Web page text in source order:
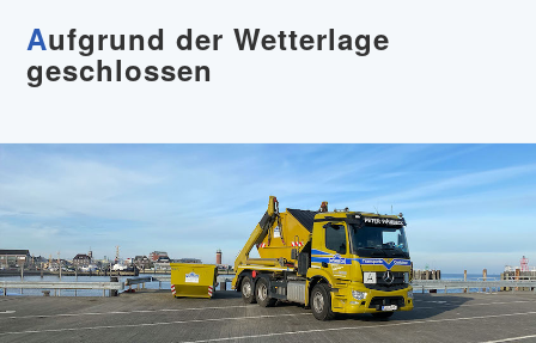
Aufgrund der Wetterlage
geschlossen